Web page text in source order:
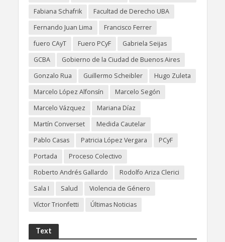
Fabiana Schafrik
Facultad de Derecho UBA
Fernando Juan Lima
Francisco Ferrer
fuero CAyT
Fuero PCyF
Gabriela Seijas
GCBA
Gobierno de la Ciudad de Buenos Aires
Gonzalo Rua
Guillermo Scheibler
Hugo Zuleta
Marcelo López Alfonsín
Marcelo Segón
Marcelo Vázquez
Mariana Díaz
Martín Converset
Medida Cautelar
Pablo Casas
Patricia López Vergara
PCyF
Portada
Proceso Colectivo
Roberto Andrés Gallardo
Rodolfo Ariza Clerici
Sala I
Salud
Violencia de Género
Víctor Trionfetti
Últimas Noticias
Text